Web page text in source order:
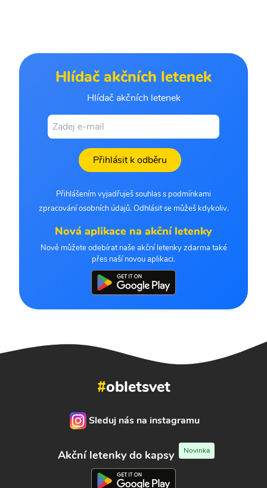
Hlídač akčních letenek
Hlídač akčních letenek
Přihlásit k odběru
Přihlášením vyjadřuješ souhlas s podmínkami
zpracování osobních údajů. Odhlásit se můžeš kdykoliv.
Nová aplikace na akční letenky
Nově můžete odebírat naše akční letenky zdarma také
přes naší novou aplikaci.
#obletsvet
Sleduj nás na instagramu
Akční letenky do kapsy Novinka